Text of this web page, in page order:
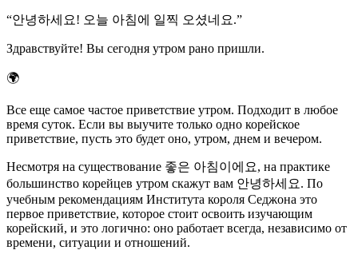
“안녕하세요! 오늘 아침에 일찍 오셨네요.”
Здравствуйте! Вы сегодня утром рано пришли.
🌍
Все еще самое частое приветствие утром. Подходит в любое
время суток. Если вы выучите только одно корейское
приветствие, пусть это будет оно, утром, днем и вечером.
Несмотря на существование 좋은 아침이에요, на практике
большинство корейцев утром скажут вам 안녕하세요. По
учебным рекомендациям Института короля Седжона это
первое приветствие, которое стоит освоить изучающим
корейский, и это логично: оно работает всегда, независимо от
времени, ситуации и отношений.